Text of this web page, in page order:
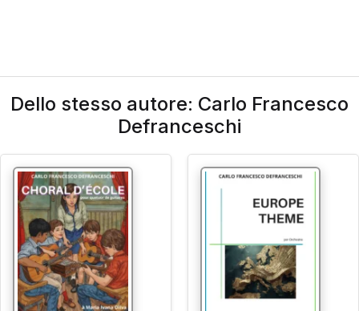
Dello stesso autore: Carlo Francesco
Defranceschi